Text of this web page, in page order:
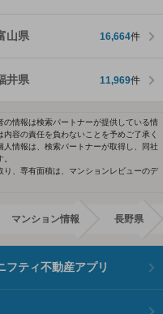
山県 16,664件
井県 11,969件
情報は検索パートナーが提供している情
容の責任を負わないことを予めご了承く
情報は、検索パートナーが取得し、同社
、専有面積は、マンションレビューのデ
マンション情報 長野県
フティ不動産アプリ